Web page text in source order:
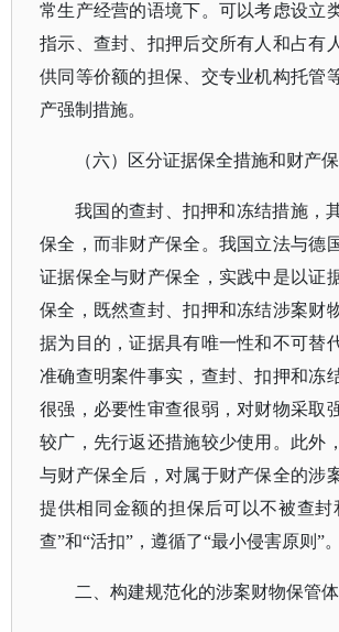
常生产经营的语境下。可以考虑设立
指示、查封、扣押后交所有人和占有
供同等价额的担保、交专业机构托管
产强制措施。
（六）区分证据保全措施和财产
我国的查封、扣押和冻结措施，
保全，而非财产保全。我国立法与德
证据保全与财产保全，实践中是以证
保全，既然查封、扣押和冻结涉案财
据为目的，证据具有唯一性和不可替
准确查明案件事实，查封、扣押和冻
很强，必要性审查很弱，对财物采取
较广，先行返还措施较少使用。此外
与财产保全后，对属于财产保全的涉
提供相同金额的担保后可以不被查封
查”和“活扣”，遵循了“最小侵害原则”。
二、构建规范化的涉案财物保管